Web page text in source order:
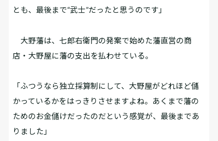
とも、最後まで“武士”だったと思うのです」
大野藩は、七郎右衛門の発案で始めた藩直営の商
店・大野屋に藩の支出を払わせている。
「ふつうなら独立採算制にして、大野屋がどれほど儲
かっているかをはっきりさせますよね。あくまで藩の
ためのお金儲けだったのだという感覚が、最後まであ
りました」